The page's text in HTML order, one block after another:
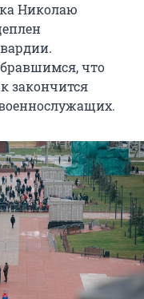
Николаю
что
закончится